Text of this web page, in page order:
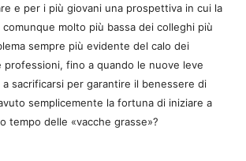
e per i più giovani una prospettiva in cui la
molto più bassa dei colleghi più
sempre più evidente del calo dei
fino a quando le nuove leve
sacrificarsi per garantire il benessere di
semplicemente la fortuna di iniziare a
tempo delle «vacche grasse»?